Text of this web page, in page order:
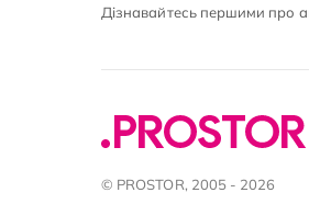
Дізнавайтесь першими про
© PROSTOR, 2005 - 2026